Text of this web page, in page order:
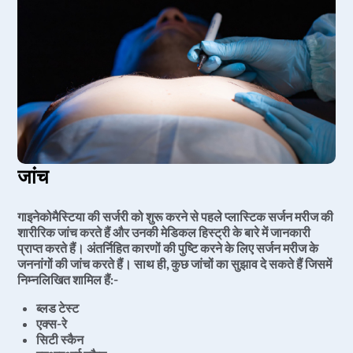
जांच
गाइनेकोमैस्टिया की सर्जरी को शुरू करने से पहले प्लास्टिक सर्जन मरीज की
शारीरिक जांच करते हैं और उनकी मेडिकल हिस्ट्री के बारे में जानकारी
प्राप्त करते हैं। अंतर्निहित कारणों की पुष्टि करने के लिए सर्जन मरीज के
जननांगों की जांच करते हैं। साथ ही, कुछ जांचों का सुझाव दे सकते हैं जिसमें
निम्नलिखित शामिल हैं:-
ब्लड टेस्ट
एक्स-रे
सिटी स्कैन